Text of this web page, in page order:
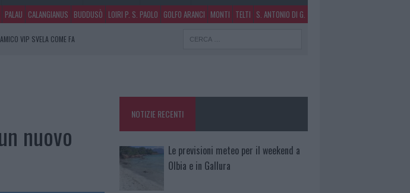
PALAU CALANGIANUS BUDDUSÒ LOIRI P. S. PAOLO GOLFO ARANCI MONTI TELTI S. ANTONIO DI G.
VIP SVELA COME FA
nuovo
NOTIZIE RECENTI
Le previsioni meteo per il weekend a
Olbia e in Gallura